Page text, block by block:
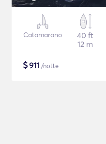
Catamarano
40 ft
12 m
$911 /notte